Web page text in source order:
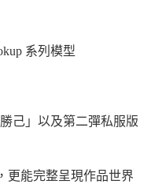
系列模型
己」以及第二彈私服版
更能完整呈現作品世界